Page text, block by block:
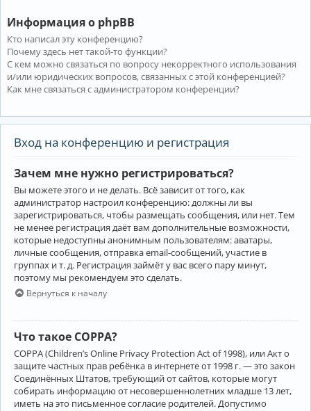
Информация о phpBB
Кто написал эту конференцию?
Почему здесь нет такой-то функции?
С кем можно связаться по вопросу некорректного использования
и/или юридических вопросов, связанных с этой конференцией?
Как мне связаться с администратором конференции?
Вход на конференцию и регистрация
Зачем мне нужно регистрироваться?
Вы можете этого и не делать. Всё зависит от того, как
администратор настроил конференцию: должны ли вы
зарегистрироваться, чтобы размещать сообщения, или нет. Тем
не менее регистрация даёт вам дополнительные возможности,
которые недоступны анонимным пользователям: аватары,
личные сообщения, отправка email-сообщений, участие в
группах и т. д. Регистрация займёт у вас всего пару минут,
поэтому мы рекомендуем это сделать.
Вернуться к началу
Что такое COPPA?
COPPA (Children’s Online Privacy Protection Act of 1998), или Акт о
защите частных прав ребёнка в интернете от 1998 г. — это закон
Соединённых Штатов, требующий от сайтов, которые могут
собирать информацию от несовершеннолетних младше 13 лет,
иметь на это письменное согласие родителей. Допустимо